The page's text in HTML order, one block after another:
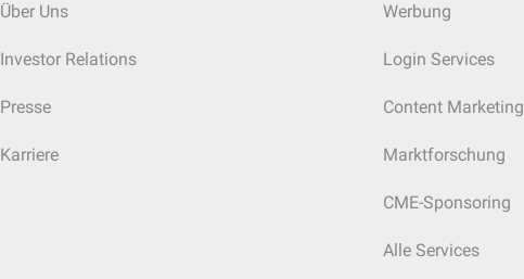
Über Uns
Investor Relations
Presse
Karriere
Werbung
Login Services
Content Marketing
Marktforschung
CME-Sponsoring
Alle Services